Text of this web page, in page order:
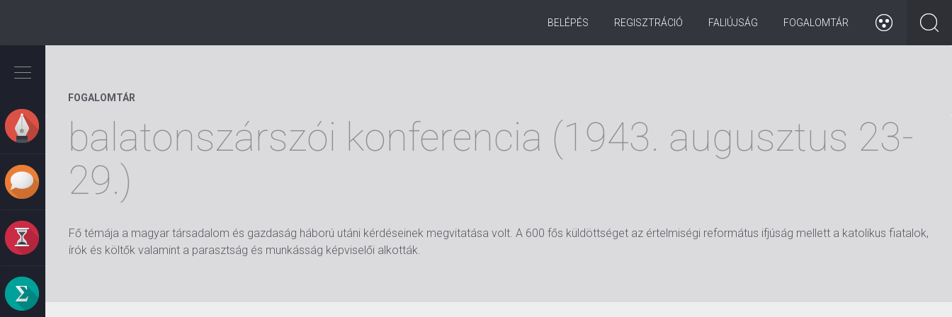
tartalomra
REGISZTRÁCIÓ FALIÚJSÁG FOGALOMTÁR
BELÉPÉS
FOGALOMTÁR
balatonszárszói konferencia (1943. augusztus 23-
29.)
Fő témája a magyar társadalom és gazdaság háború utáni kérdéseinek megvitatása volt. A 600 fős küldöttséget az értelmiségi református ifjúság mellett a katolikus fiatalok,
írók és költők valamint a parasztság és munkásság képviselői alkották.